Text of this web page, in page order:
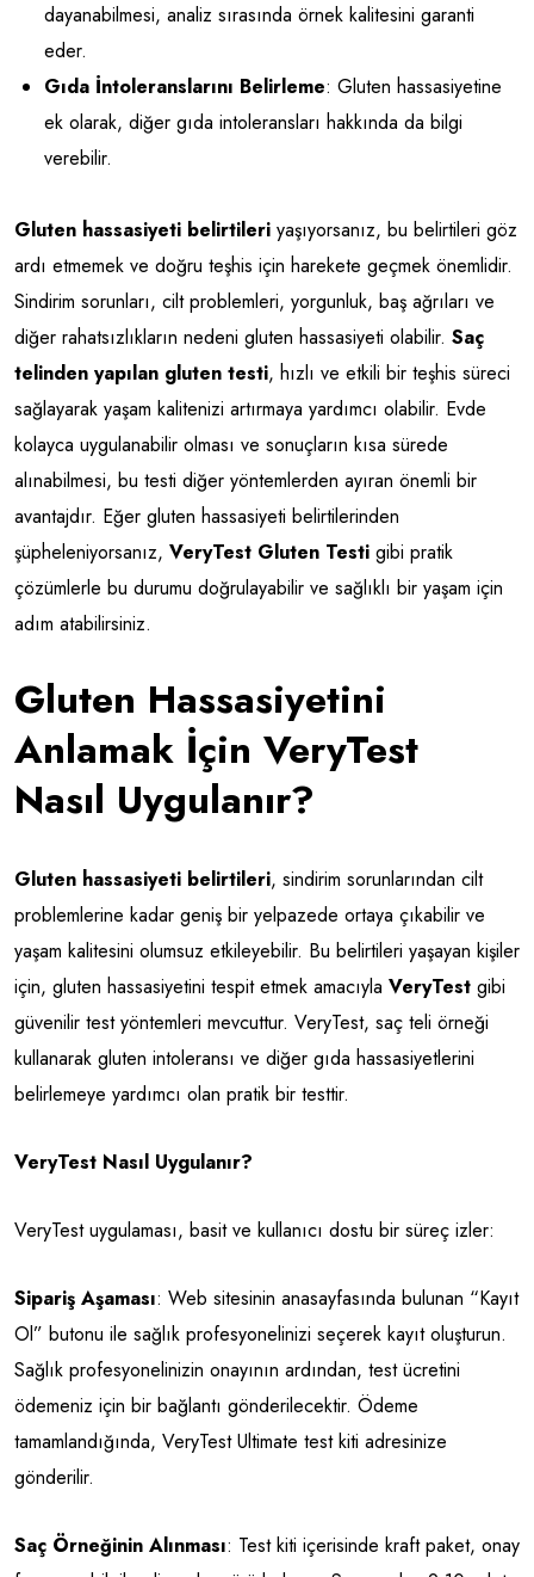
dayanabilmesi, analiz sırasında örnek kalitesini garanti
eder.
Gıda İntoleranslarını Belirleme: Gluten hassasiyetine
ek olarak, diğer gıda intoleransları hakkında da bilgi
verebilir.
Gluten hassasiyeti belirtileri yaşıyorsanız, bu belirtileri göz
ardı etmemek ve doğru teşhis için harekete geçmek önemlidir.
Sindirim sorunları, cilt problemleri, yorgunluk, baş ağrıları ve
diğer rahatsızlıkların nedeni gluten hassasiyeti olabilir. Saç
telinden yapılan gluten testi, hızlı ve etkili bir teşhis süreci
sağlayarak yaşam kalitenizi artırmaya yardımcı olabilir. Evde
kolayca uygulanabilir olması ve sonuçların kısa sürede
alınabilmesi, bu testi diğer yöntemlerden ayıran önemli bir
avantajdır. Eğer gluten hassasiyeti belirtilerinden
şüpheleniyorsanız, VeryTest Gluten Testi gibi pratik
çözümlerle bu durumu doğrulayabilir ve sağlıklı bir yaşam için
adım atabilirsiniz.
Gluten Hassasiyetini
Anlamak İçin VeryTest
Nasıl Uygulanır?
Gluten hassasiyeti belirtileri, sindirim sorunlarından cilt
problemlerine kadar geniş bir yelpazede ortaya çıkabilir ve
yaşam kalitesini olumsuz etkileyebilir. Bu belirtileri yaşayan kişiler
için, gluten hassasiyetini tespit etmek amacıyla VeryTest gibi
güvenilir test yöntemleri mevcuttur. VeryTest, saç teli örneği
kullanarak gluten intoleransı ve diğer gıda hassasiyetlerini
belirlemeye yardımcı olan pratik bir testtir.
VeryTest Nasıl Uygulanır?
VeryTest uygulaması, basit ve kullanıcı dostu bir süreç izler:
Sipariş Aşaması: Web sitesinin anasayfasında bulunan “Kayıt
Ol” butonu ile sağlık profesyonelinizi seçerek kayıt oluşturun.
Sağlık profesyonelinizin onayının ardından, test ücretini
ödemeniz için bir bağlantı gönderilecektir. Ödeme
tamamlandığında, VeryTest Ultimate test kiti adresinize
gönderilir.
Saç Örneğinin Alınması: Test kiti içerisinde kraft paket, onay